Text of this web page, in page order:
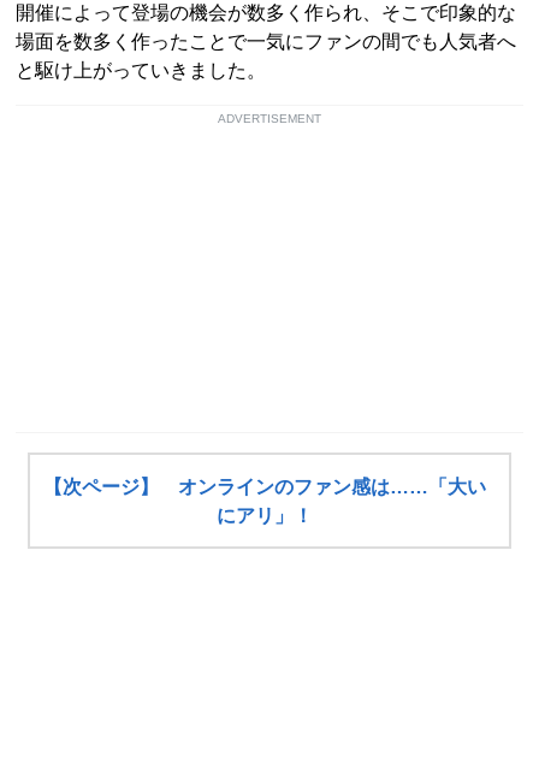
開催によって登場の機会が数多く作られ、そこで印象的な
場面を数多く作ったことで一気にファンの間でも人気者へ
と駆け上がっていきました。
ADVERTISEMENT
【次ページ】 オンラインのファン感は……「大い
にアリ」！